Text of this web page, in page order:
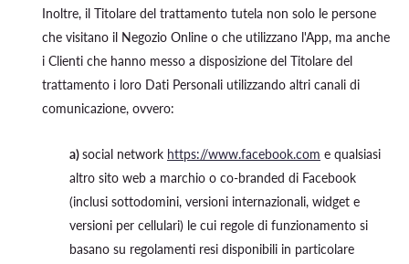
Inoltre, il Titolare del trattamento tutela non solo le persone
che visitano il Negozio Online o che utilizzano l'App, ma anche
i Clienti che hanno messo a disposizione del Titolare del
trattamento i loro Dati Personali utilizzando altri canali di
comunicazione, ovvero:
a)social network https://www.facebook.com e qualsiasi
altro sito web a marchio o co-branded di Facebook
(inclusi sottodomini, versioni internazionali, widget e
versioni per cellulari) le cui regole di funzionamento si
basano su regolamenti resi disponibili in particolare